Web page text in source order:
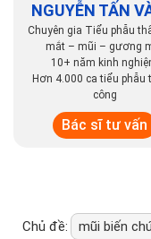
NGUYỄN TẤN
Chuyên gia Tiểu phẫu
mắt – mũi – gương
10+ năm kinh
Hơn 4.000 ca tiểu phẫu
công
Bác sĩ tư vấn
Chủ đề: mũi biến